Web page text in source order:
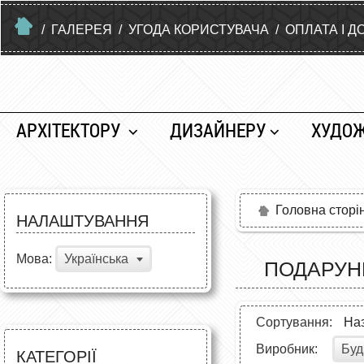
/ ГАЛЕРЕЯ / УГОДА КОРИСТУВАЧА / ОПЛАТА І
АРХІТЕКТОРУ ДИЗАЙНЕРУ
НАЛАШТУВАННЯ
Мова: Українська
КАТЕГОРІЇ
Головна
Сортування:
Виробник: